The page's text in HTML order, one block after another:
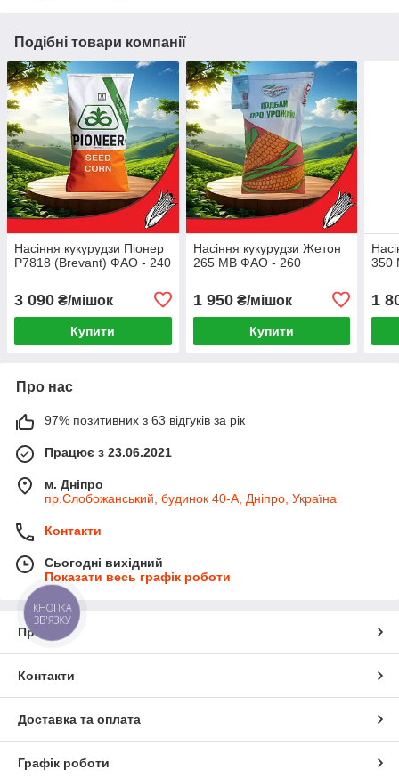
Подібні товари компанії
Насіння кукурудзи Піонер
Р7818 (Brevant) ФАО - 240
3 090 ₴/мішок
Купити
Насіння кукурудзи Жетон
265 МВ ФАО - 260
1 950₴/мішок
Купити
350
1
Про нас
97% позитивних з 63 відгуків за рік
Працює з 23.06.2021
м. Дніпро
пр.Слобожанський, будинок 40-А, Дніпро, Україна
Контакти
Сьогодні вихідний
Показати весь графік роботи
Про нас
Контакти
Доставка та оплата
Графік роботи
КНОПКА
ЗВ'ЯЗКУ